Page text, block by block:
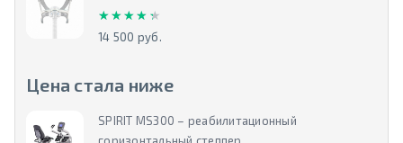
★★★★★
★★★★★
14 500 руб.
Цена стала ниже
SPIRIT MS300 – реабилитационный